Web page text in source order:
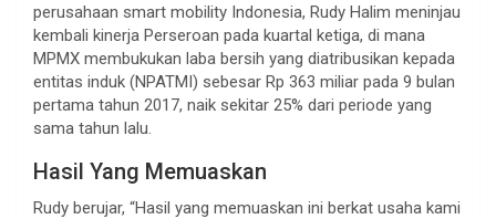
perusahaan smart mobility Indonesia, Rudy Halim meninjau
kembali kinerja Perseroan pada kuartal ketiga, di mana
MPMX membukukan laba bersih yang diatribusikan kepada
entitas induk (NPATMI) sebesar Rp 363 miliar pada 9 bulan
pertama tahun 2017, naik sekitar 25% dari periode yang
sama tahun lalu.
Hasil Yang Memuaskan
Rudy berujar, “Hasil yang memuaskan ini berkat usaha kami